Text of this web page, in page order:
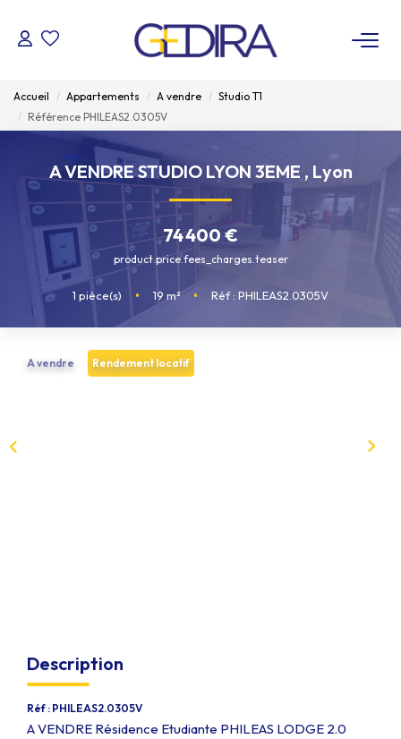
ACHETER
ESTIMER
FAIRE GÉRER
Administrateur De Biens
Syndic De Copropriété
Accueil Appartements A vendre
Studio T1
Référence PHILEAS2.0305V
A VENDRE STUDIO LYON 3EME , Lyon
74 400 €
product.price.fees_charges.teaser
1 pièce(s) • 19 m² • Réf : PHILEAS2.0305V
A vendre Rendement locatif
Description
Réf : PHILEAS2.0305V
A VENDRE Résidence Etudiante PHILEAS LODGE 2.0